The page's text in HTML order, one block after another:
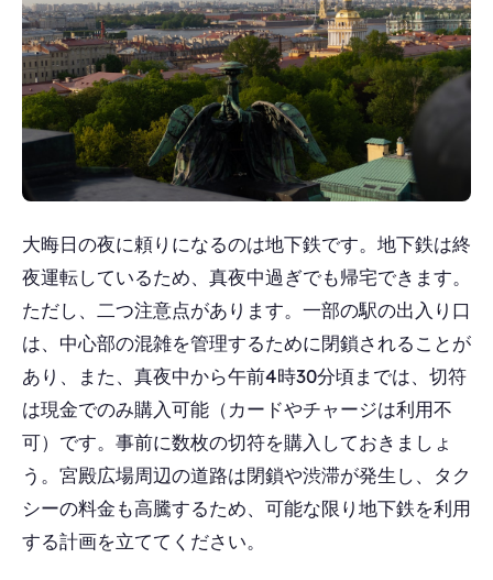
大晦日の夜に頼りになるのは地下鉄です。地下鉄は終
夜運転しているため、真夜中過ぎでも帰宅できます。
ただし、二つ注意点があります。一部の駅の出入り口
は、中心部の混雑を管理するために閉鎖されることが
あり、また、真夜中から午前4時30分頃までは、切符
は現金でのみ購入可能（カードやチャージは利用不
可）です。事前に数枚の切符を購入しておきましょ
う。宮殿広場周辺の道路は閉鎖や渋滞が発生し、タク
シーの料金も高騰するため、可能な限り地下鉄を利用
する計画を立ててください。